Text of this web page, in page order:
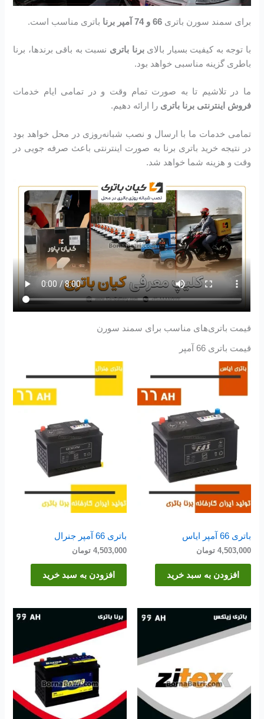
برای سمند سورن باتری66 و 74 آمپر برنا باتری مناسب است.
با توجه به کیفیت بسیار بالایبرنا باتری نسبت به باقی برندها، برنا
باطری گزینه مناسبی خواهد بود.
ما در تلاشیم تا به صورت تمام وقت و در تمامی ایام خدمات
فروش اینترنتی برنا باتری را ارائه دهیم.
تمامی خدمات ما با ارسال و نصب شبانه‌روزی در محل خواهد بود
در نتیجه خرید باتری برنا به صورت اینترنتی باعث صرفه جویی در
وقت و هزینه شما خواهد شد.
قیمت باتری‌های مناسب برای سمند سورن
قیمت باتری 66 آمپر
باتری 66 آمپر ایاس
4,503,000 تومان
افزودن به سبد خرید
باتری 66 آمپر جنرال
4,503,000 تومان
افزودن به سبد خرید